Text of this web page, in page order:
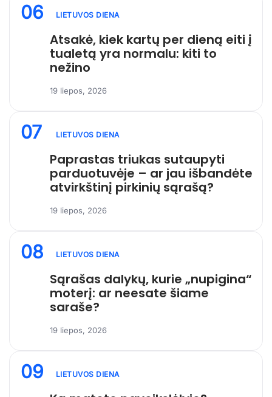
06 LIETUVOS DIENA
Atsakė, kiek kartų per dieną eiti į
tualetą yra normalu: kiti to
nežino
19 liepos, 2026
07 LIETUVOS DIENA
Paprastas triukas sutaupyti
parduotuvėje – ar jau išbandėte
atvirkštinį pirkinių sąrašą?
19 liepos, 2026
08 LIETUVOS DIENA
Sąrašas dalykų, kurie „nupigina“
moterį: ar neesate šiame
saraše?
19 liepos, 2026
09 LIETUVOS DIENA